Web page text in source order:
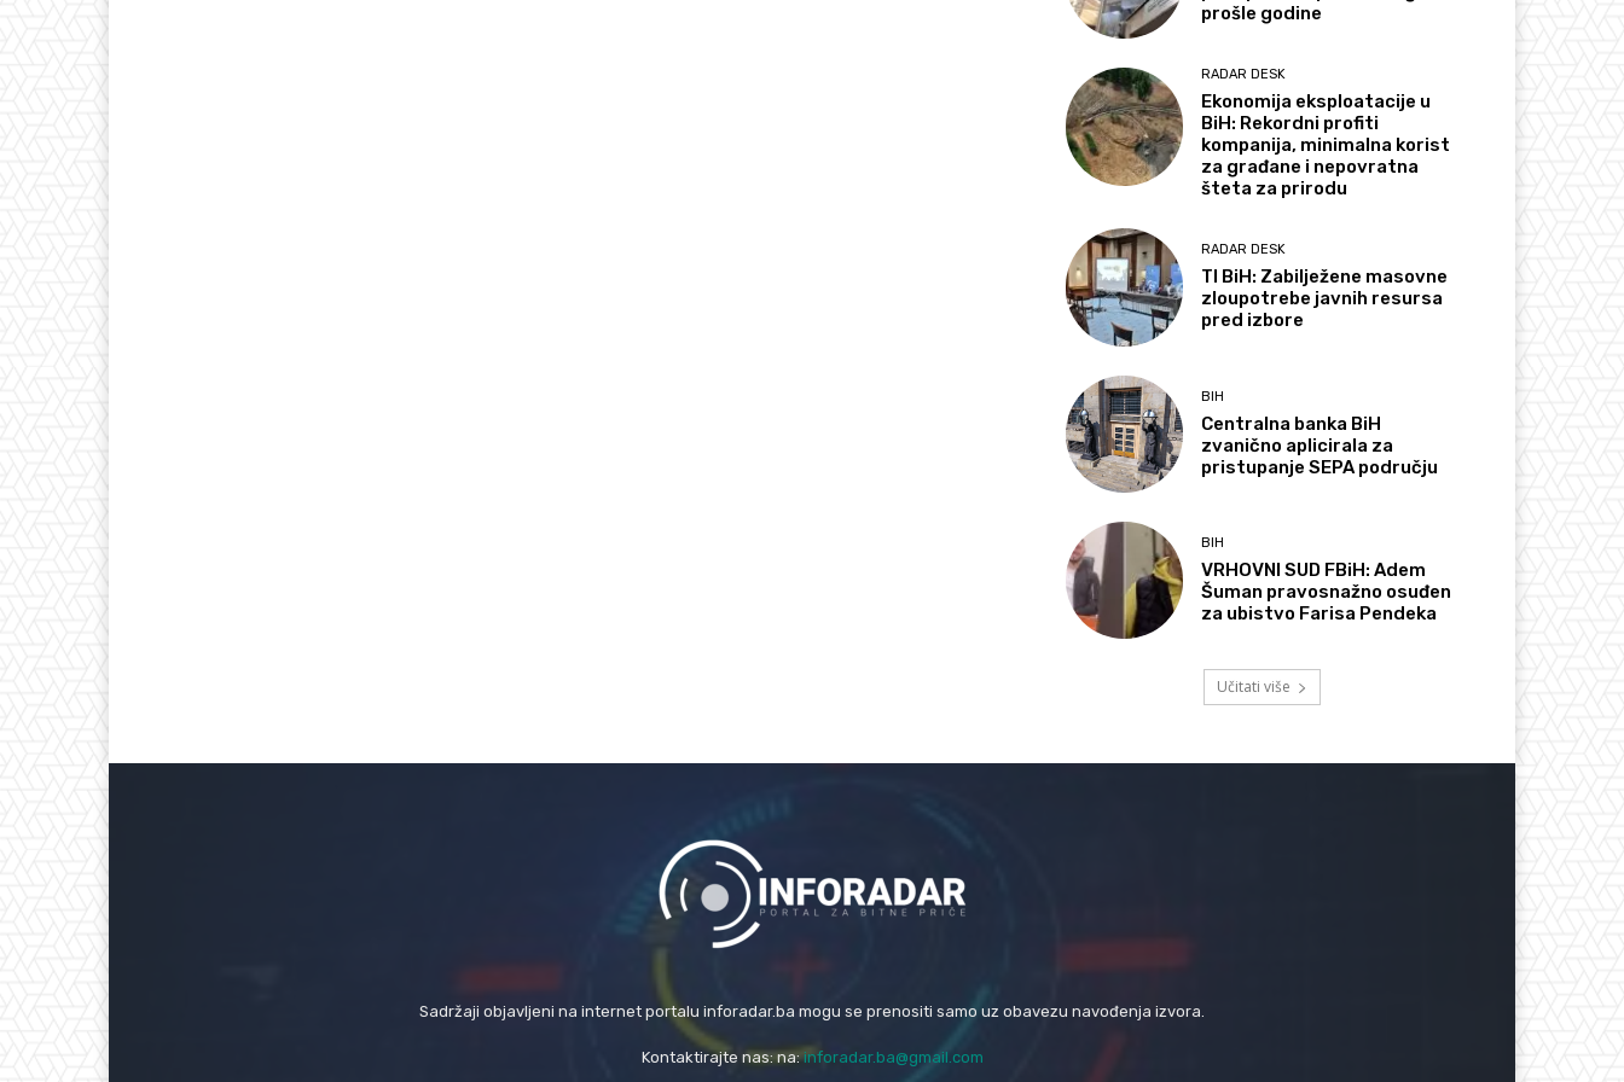
prošle godine
RADAR DESK
Ekonomija eksploatacije u
BiH: Rekordni profiti
kompanija, minimalna korist
za građane i nepovratna
šteta za prirodu
RADAR DESK
TI BiH: Zabilježene masovne
zloupotrebe javnih resursa
pred izbore
BIH
Centralna banka BiH
zvanično aplicirala za
pristupanje SEPA području
BIH
VRHOVNI SUD FBiH: Adem
Šuman pravosnažno osuđen
za ubistvo Farisa Pendeka
Učitati više
Sadržaji objavljeni na internet portalu inforadar.ba mogu se prenositi samo uz obavezu navođenja izvora.
Kontaktirajte nas: na:inforadar.ba@gmail.com